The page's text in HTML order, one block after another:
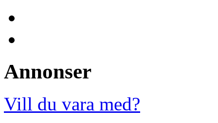
Annonser
Vill du vara med?